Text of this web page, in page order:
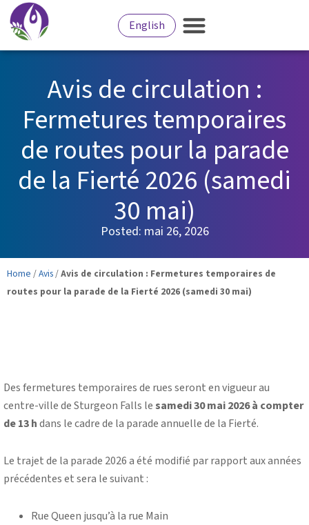
English
Avis de circulation :
Fermetures temporaires
de routes pour la parade
de la Fierté 2026 (samedi
30 mai)
Posted: mai 26, 2026
Home /Avis /Avis de circulation : Fermetures temporaires de
routes pour la parade de la Fierté 2026 (samedi 30 mai)
Des fermetures temporaires de rues seront en vigueur au
centre-ville de Sturgeon Falls lesamedi 30 mai 2026 à compter
de 13 hdans le cadre de la parade annuelle de la Fierté.
Le trajet de la parade 2026 a été modifié par rapport aux années
précédentes et sera le suivant :
Rue Queen jusqu’à la rue Main